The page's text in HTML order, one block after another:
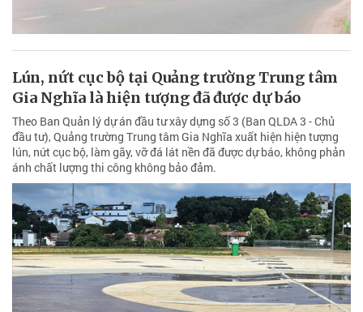
Lún, nứt cục bộ tại Quảng trường Trung tâm
Gia Nghĩa là hiện tượng đã được dự báo
Theo Ban Quản lý dự án đầu tư xây dựng số 3 (Ban QLDA 3 - Chủ
đầu tư), Quảng trường Trung tâm Gia Nghĩa xuất hiện hiện tượng
lún, nứt cục bộ, làm gãy, vỡ đá lát nền đã được dự báo, không phản
ánh chất lượng thi công không bảo đảm.